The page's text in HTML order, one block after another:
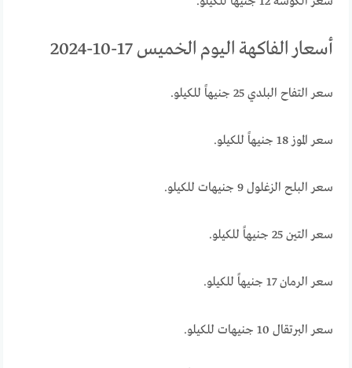
أسعار الفاكهة اليوم الخميس 17-10-2024
سعر التفاح البلدي 25 جنيهاً للكيلو.
سعر الموز 18 جنيهاً للكيلو.
سعر البلح الزغلول 9 جنيهات للكيلو.
سعر التين 25 جنيهاً للكيلو.
سعر الرمان 17 جنيهاً للكيلو.
سعر البرتقال 10 جنيهات للكيلو.